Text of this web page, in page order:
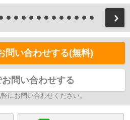
問い合わせする(無料)
お問い合わせする
にお問い合わせください。